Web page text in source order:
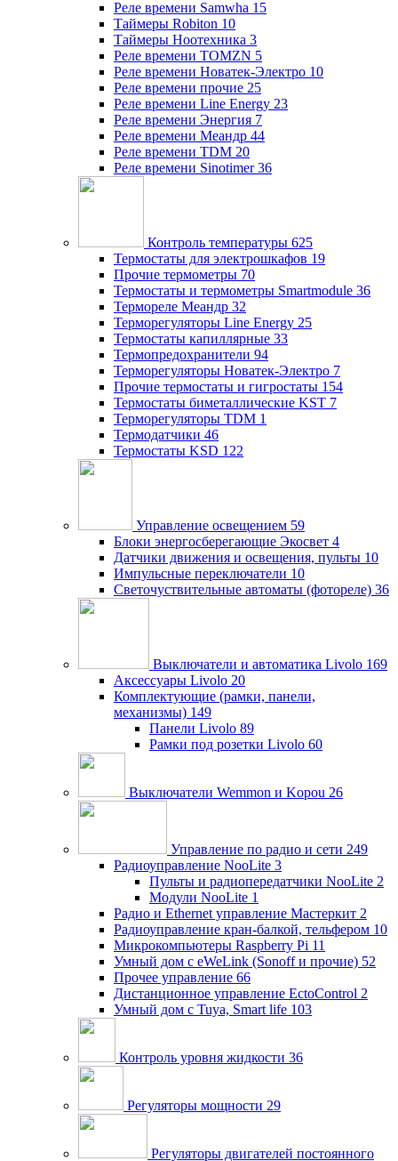
Реле времени Samwha 15
Таймеры Robiton 10
Таймеры Ноотехника 3
Реле времени TOMZN 5
Реле времени Новатек-Электро 10
Реле времени прочие 25
Реле времени Line Energy 23
Реле времени Энергия 7
Реле времени Меандр 44
Реле времени TDM 20
Реле времени Sinotimer 36
Контроль температуры 625
Термостаты для электрошкафов 19
Прочие термометры 70
Термостаты и термометры Smartmodule 36
Термореле Меандр 32
Терморегуляторы Line Energy 25
Термостаты капиллярные 33
Термопредохранители 94
Терморегуляторы Новатек-Электро 7
Прочие термостаты и гигростаты 154
Термостаты биметаллические KST 7
Терморегуляторы TDM 1
Термодатчики 46
Термостаты KSD 122
Управление освещением 59
Блоки энергосберегающие Экосвет 4
Датчики движения и освещения, пульты 10
Импульсные переключатели 10
Светочуствительные автоматы (фотореле) 36
Выключатели и автоматика Livolo 169
Аксессуары Livolo 20
Комплектующие (рамки, панели,
механизмы) 149
Панели Livolo 89
Рамки под розетки Livolo 60
Выключатели Wemmon и Kopou 26
Управление по радио и сети 249
Радиоуправление NooLite 3
Пульты и радиопередатчики NooLite 2
Модули NooLite 1
Радио и Ethernet управление Мастеркит 2
Радиоуправление кран-балкой, тельфером 10
Микрокомпьютеры Raspberry Pi 11
Умный дом c eWeLink (Sonoff и прочие) 52
Прочее управление 66
Дистанционное управление EctoControl 2
Умный дом с Tuya, Smart life 103
Контроль уровня жидкости 36
Регуляторы мощности 29
Регуляторы двигателей постоянного